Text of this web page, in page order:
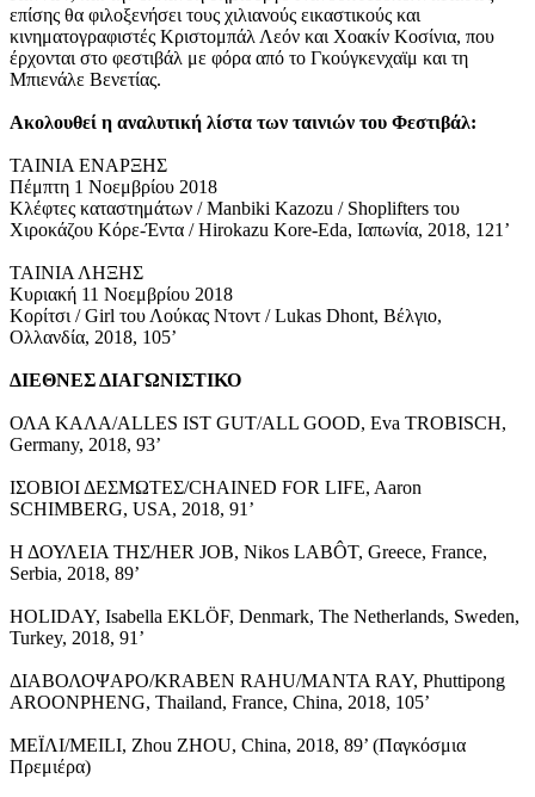
επίσης θα φιλοξενήσει τους χιλιανούς εικαστικούς και
κινηματογραφιστές Κριστομπάλ Λεόν και Χοακίν Κοσίνια, που
έρχονται στο φεστιβάλ με φόρα από το Γκούγκενχαϊμ και τη
Μπιενάλε Βενετίας.
Ακολουθεί η αναλυτική λίστα των ταινιών του Φεστιβάλ:
ΤΑΙΝΙΑ ΕΝΑΡΞΗΣ
Πέμπτη 1 Νοεμβρίου 2018
Κλέφτες καταστημάτων / Manbiki Kazozu / Shoplifters του
Χιροκάζου Κόρε-Έντα / Hirokazu Kore-Eda, Ιαπωνία, 2018, 121’
ΤΑΙΝΙΑ ΛΗΞΗΣ
Κυριακή 11 Νοεμβρίου 2018
Κορίτσι / Girl του Λούκας Ντοντ / Lukas Dhont, Βέλγιο,
Ολλανδία, 2018, 105’
ΔΙΕΘΝΕΣΔΙΑΓΩΝΙΣΤΙΚΟ
ΟΛΑ ΚΑΛΑ/ALLES IST GUT/ALL GOOD, Eva TROBISCH,
Germany, 2018, 93’
ΙΣΟΒΙΟΙ ΔΕΣΜΩΤΕΣ/CHAINED FOR LIFE, Aaron
SCHIMBERG, USA, 2018, 91’
Η ΔΟΥΛΕΙΑ ΤΗΣ/HER JOB, Nikos LABÔT, Greece, France,
Serbia, 2018, 89’
HOLIDAY, Isabella EKLÖF, Denmark, The Netherlands, Sweden,
Turkey, 2018, 91’
ΔΙΑΒΟΛΟΨΑΡΟ/KRABEN RAHU/MANTA RAY, Phuttipong
AROONPHENG, Thailand, France, China, 2018, 105’
ΜΕΪΛΙ/MEILI, Zhou ZHOU, China, 2018, 89’ (Παγκόσμια
Πρεμιέρα)